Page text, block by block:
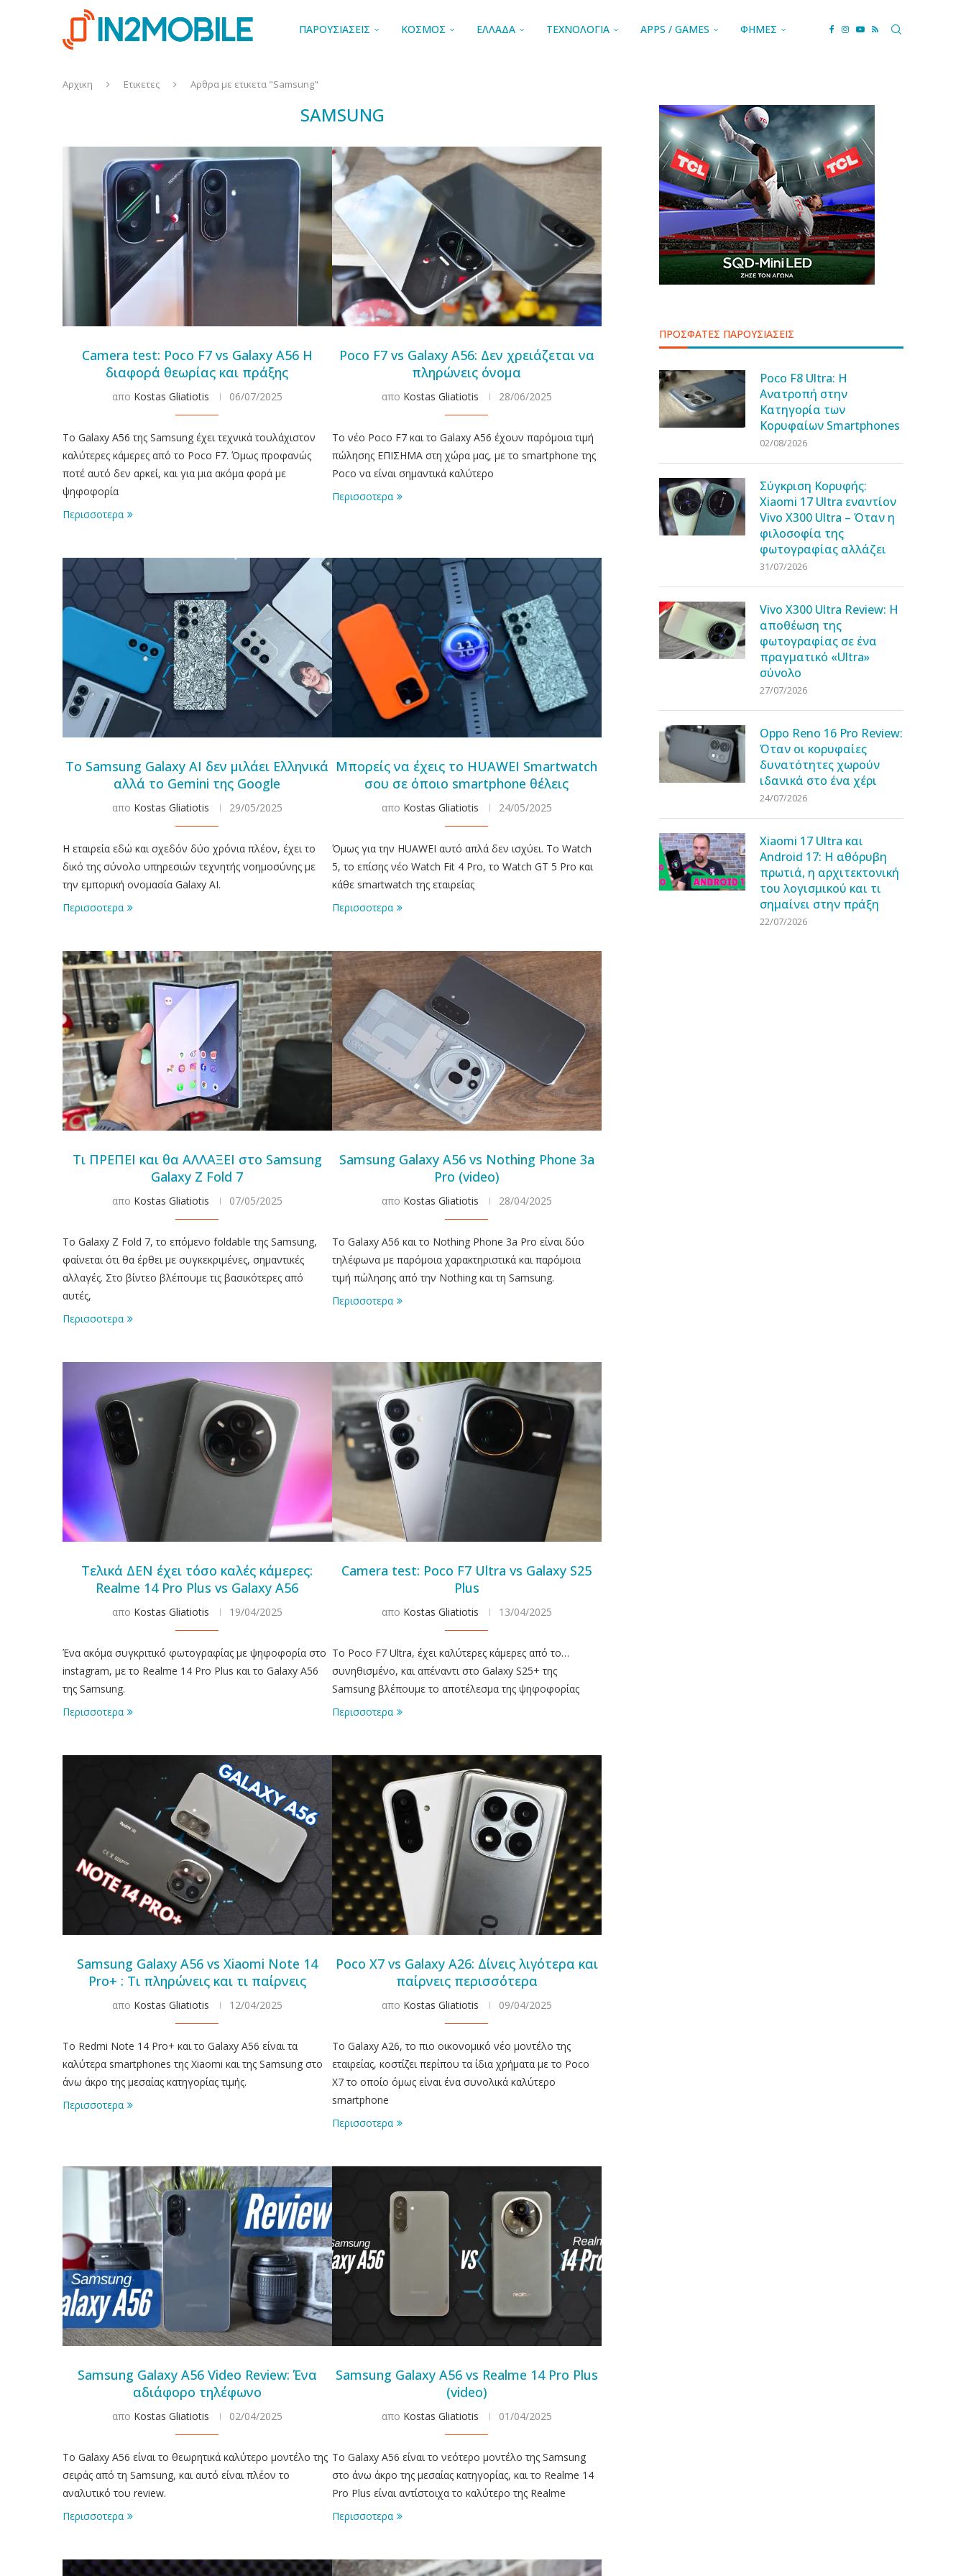
ΠΑΡΟΥΣΙΑΣΕΙΣ ΚΟΣΜΟΣ ΕΛΛΑΔΑ ΤΕΧΝΟΛΟΓΙΑ APPS / GAMES ΦΗΜΕΣ
Αρχικη Ετικετες Αρθρα με ετικετα "Samsung"
SAMSUNG
Camera test: Poco F7 vs Galaxy A56 Η
διαφορά θεωρίας και πράξης
απο Kostas Gliatiotis 06/07/2025
To Galaxy A56 της Samsung έχει τεχνικά τουλάχιστον
καλύτερες κάμερες από το Poco F7. Όμως προφανώς
ποτέ αυτό δεν αρκεί, και για μια ακόμα φορά με
ψηφοφορία
Περισσοτερα
Poco F7 vs Galaxy A56: Δεν χρειάζεται να
πληρώνεις όνομα
απο Kostas Gliatiotis 28/06/2025
Το νέο Poco F7 και το Galaxy A56 έχουν παρόμοια τιμή
πώλησης ΕΠΙΣΗΜΑ στη χώρα μας, με το smartphone της
Poco να είναι σημαντικά καλύτερο
Περισσοτερα
Το Samsung Galaxy AI δεν μιλάει Ελληνικά
αλλά το Gemini της Google
απο Kostas Gliatiotis 29/05/2025
Η εταιρεία εδώ και σχεδόν δύο χρόνια πλέον, έχει το
δικό της σύνολο υπηρεσιών τεχνητής νοημοσύνης με
την εμπορική ονομασία Galaxy AI.
Περισσοτερα
Μπορείς να έχεις το HUAWEI Smartwatch
σου σε όποιο smartphone θέλεις
απο Kostas Gliatiotis 24/05/2025
Όμως για την HUAWEI αυτό απλά δεν ισχύει. Το Watch
5, το επίσης νέο Watch Fit 4 Pro, το Watch GT 5 Pro και
κάθε smartwatch της εταιρείας
Περισσοτερα
Τι ΠΡΕΠΕΙ και θα ΑΛΛΑΞΕΙ στο Samsung
Galaxy Z Fold 7
απο Kostas Gliatiotis 07/05/2025
To Galaxy Z Fold 7, το επόμενο foldable της Samsung,
φαίνεται ότι θα έρθει με συγκεκριμένες, σημαντικές
αλλαγές. Στο βίντεο βλέπουμε τις βασικότερες από
αυτές,
Περισσοτερα
Samsung Galaxy A56 vs Nothing Phone 3a
Pro (video)
απο Kostas Gliatiotis 28/04/2025
To Galaxy A56 και το Nothing Phone 3a Pro είναι δύο
τηλέφωνα με παρόμοια χαρακτηριστικά και παρόμοια
τιμή πώλησης από την Nothing και τη Samsung.
Περισσοτερα
Τελικά ΔΕΝ έχει τόσο καλές κάμερες:
Realme 14 Pro Plus vs Galaxy A56
απο Kostas Gliatiotis 19/04/2025
Ένα ακόμα συγκριτικό φωτογραφίας με ψηφοφορία στο
instagram, με το Realme 14 Pro Plus και το Galaxy A56
της Samsung.
Περισσοτερα
Camera test: Poco F7 Ultra vs Galaxy S25
Plus
απο Kostas Gliatiotis 13/04/2025
To Poco F7 Ultra, έχει καλύτερες κάμερες από το…
συνηθισμένο, και απέναντι στο Galaxy S25+ της
Samsung βλέπουμε το αποτέλεσμα της ψηφοφορίας
Περισσοτερα
Samsung Galaxy A56 vs Xiaomi Note 14
Pro+ : Τι πληρώνεις και τι παίρνεις
απο Kostas Gliatiotis 12/04/2025
To Redmi Note 14 Pro+ και το Galaxy A56 είναι τα
καλύτερα smartphones της Xiaomi και της Samsung στο
άνω άκρο της μεσαίας κατηγορίας τιμής.
Περισσοτερα
Poco X7 vs Galaxy A26: Δίνεις λιγότερα και
παίρνεις περισσότερα
απο Kostas Gliatiotis 09/04/2025
To Galaxy A26, το πιο οικονομικό νέο μοντέλο της
εταιρείας, κοστίζει περίπου τα ίδια χρήματα με το Poco
X7 το οποίο όμως είναι ένα συνολικά καλύτερο
smartphone
Περισσοτερα
Samsung Galaxy A56 Video Review: Ένα
αδιάφορο τηλέφωνο
απο Kostas Gliatiotis 02/04/2025
Το Galaxy A56 είναι το θεωρητικά καλύτερο μοντέλο της
σειράς από τη Samsung, και αυτό είναι πλέον το
αναλυτικό του review.
Περισσοτερα
Samsung Galaxy A56 vs Realme 14 Pro Plus
(video)
απο Kostas Gliatiotis 01/04/2025
Το Galaxy A56 είναι το νεότερο μοντέλο της Samsung
στο άνω άκρο της μεσαίας κατηγορίας, και το Realme 14
Pro Plus είναι αντίστοιχα το καλύτερο της Realme
Περισσοτερα
ΠΡΟΣΦΑΤΕΣ ΠΑΡΟΥΣΙΑΣΕΙΣ
Poco F8 Ultra: Η
Ανατροπή στην
Κατηγορία των
Κορυφαίων Smartphones
02/08/2026
Σύγκριση Κορυφής:
Xiaomi 17 Ultra εναντίον
Vivo X300 Ultra – Όταν η
φιλοσοφία της
φωτογραφίας αλλάζει
31/07/2026
Vivo X300 Ultra Review: Η
αποθέωση της
φωτογραφίας σε ένα
πραγματικό «Ultra»
σύνολο
27/07/2026
Oppo Reno 16 Pro Review:
Όταν οι κορυφαίες
δυνατότητες χωρούν
ιδανικά στο ένα χέρι
24/07/2026
Xiaomi 17 Ultra και
Android 17: Η αθόρυβη
πρωτιά, η αρχιτεκτονική
του λογισμικού και τι
σημαίνει στην πράξη
22/07/2026